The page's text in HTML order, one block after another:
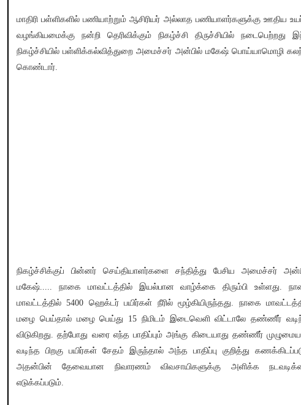
மாதிரி பள்ளிகளில் பணியாற்றும் ஆசிரியர் அல்லாத பணியாளர்களுக்கு ஊதிய
வழங்கியமைக்கு நன்றி தெரிவிக்கும் நிகழ்ச்சி திருச்சியில் நடைபெற்றது
நிகழ்ச்சியில் பள்ளிக்கல்வித்துறை அமைச்சர் அன்பில் மகேஷ் பொய்யாமொழி
கொண்டார்.
நிகழ்ச்சிக்குப் பின்னர் செய்தியாளர்களை சந்தித்து பேசிய அமைச்சர்
மகேஷ்..... நாகை மாவட்டத்தில் இயல்பான வாழ்க்கை திரும்பி உள்ளது.
மாவட்டத்தில் 5400 ஹெக்டர் பயிர்கள் நீரில் மூழ்கியிருந்தது. நாகை
மழை பெய்தால் மழை பெய்து 15 நிமிடம் இடைவெளி விட்டாலே தண்ணீர்
விடுகிறது. தற்போது வரை எந்த பாதிப்பும் அங்கு கிடையாது தண்ணீர்
வடிந்த பிறகு பயிர்கள் சேதம் இருந்தால் அந்த பாதிப்பு குறித்து
அதன்பின் தேவையான நிவாரணம் விவசாயிகளுக்கு அளிக்க
எடுக்கப்படும்.